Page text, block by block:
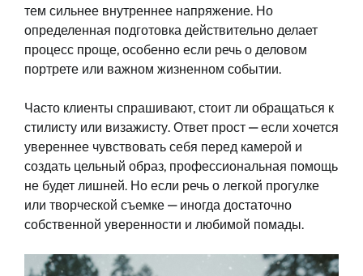
тем сильнее внутреннее напряжение. Но
определенная подготовка действительно делает
процесс проще, особенно если речь о деловом
портрете или важном жизненном событии.
Часто клиенты спрашивают, стоит ли обращаться к
стилисту или визажисту. Ответ прост — если хочется
увереннее чувствовать себя перед камерой и
создать цельный образ, профессиональная помощь
не будет лишней. Но если речь о легкой прогулке
или творческой съемке — иногда достаточно
собственной уверенности и любимой помады.